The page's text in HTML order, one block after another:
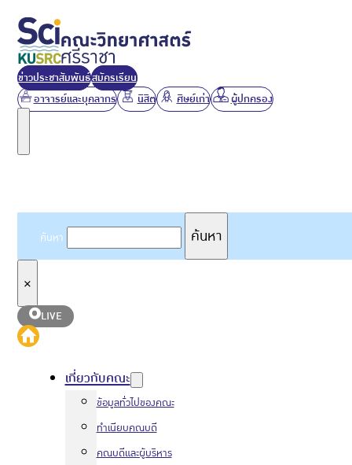
ข่าวประชาสัมพันธ์สมัครเรียน
อาจารย์และบุคลากร
นิสิต ศิษย์เก่า ผู้ปกครอง
ค้นหา ค้นหา
×
LIVE
เกี่ยวกับคณะ
ข้อมูลทั่วไปของคณะ
ทำเนียบคณบดี
คณบดีและผู้บริหาร